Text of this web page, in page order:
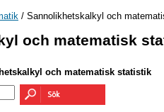
/ Sannolikhetskalkyl och
och matematisk
och matematisk statistik